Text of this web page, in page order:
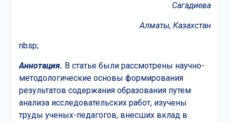
Сагадиева
Алматы, Казахстан
nbsp;
Аннотация. В статье были рассмотрены научно-
методологические основы формирования
результатов содержания образования путем
анализа исследовательских работ, изучены
труды ученых-педагогов, внесших вклад в